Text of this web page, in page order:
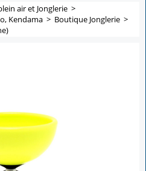
air et Jonglerie >
Kendama > Boutique Jonglerie >